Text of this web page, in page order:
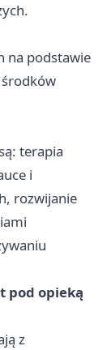
na podstawie
środków
terapia
i
rozwijanie
pod opieką
z